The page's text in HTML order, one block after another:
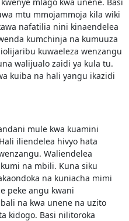
mtu mmojammoja kila wiki
nafatilia nini kinaendelea
kumchinja na kumuuza
kuwaeleza wenzangu
walijualo zaidi ya kula tu.
kuiba na hali yangu ikazidi
mule kwa kuamini
iliendelea hivyo hata
Waliendelea
na mbili. Kuna siku
na kuniacha mimi
peke angu kwani
na kwa unene na uzito
kidogo. Basi nilitoroka